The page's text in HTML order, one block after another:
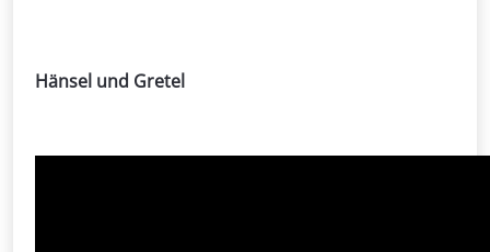
Hänsel und Gretel